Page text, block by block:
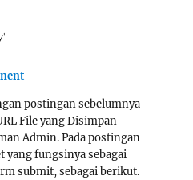
ada fasilitas dari
postingan sebelumnya
File yang Disimpan
Admin. Pada postingan
yang fungsinya sebagai
submit, sebagai berikut.